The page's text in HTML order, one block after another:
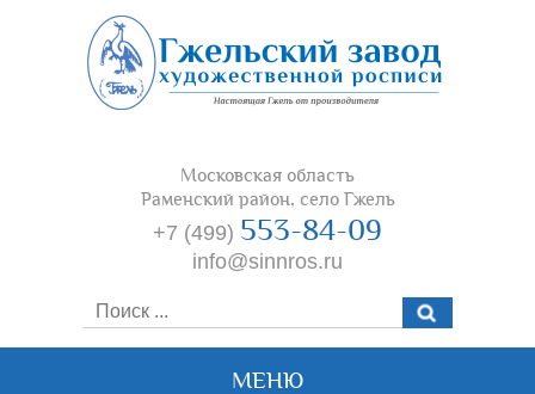
Московская область
Раменский район, село Гжель
+7 (499) 553-84-09
info@sinnros.ru
МЕНЮ